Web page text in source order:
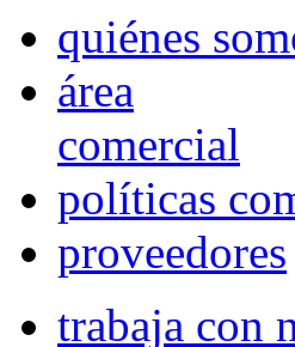
quiénes
área
comercial
políticas
proveedores
trabaja con